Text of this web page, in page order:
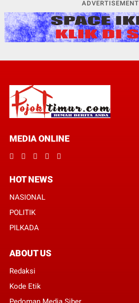
ADVERTISEMENT
MEDIA ONLINE
HOT NEWS
NASIONAL
POLITIK
PILKADA
ABOUT US
Redaksi
Kode Etik